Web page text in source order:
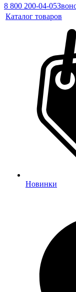
8 800 200-04-05
Каталог товаров
Новинки